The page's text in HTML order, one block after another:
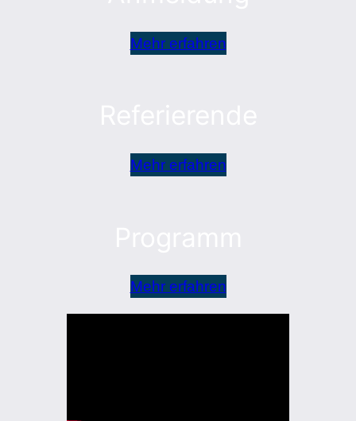
Mehr erfahren
Mehr erfahren
Mehr erfahren